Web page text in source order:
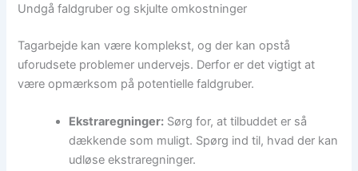
Undgå faldgruber og skjulte omkostninger
Tagarbejde kan være komplekst, og der kan opstå
uforudsete problemer undervejs. Derfor er det vigtigt at
være opmærksom på potentielle faldgruber.
Ekstraregninger: Sørg for, at tilbuddet er så
dækkende som muligt. Spørg ind til, hvad der kan
udløse ekstraregninger.